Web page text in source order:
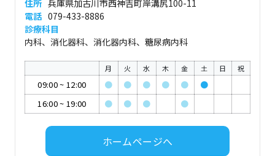
住所 兵庫県加古川市西神吉町岸溝尻100-11
電話 079-433-8886
診療科目
内科、消化器科、消化器内科、糖尿病内科
月 火 水 木 金 土 日 祝
09:00~ 12:00 ● ● ● ● ●
●
16:00~ 19:00 ● ● ● ●
ホームページへ